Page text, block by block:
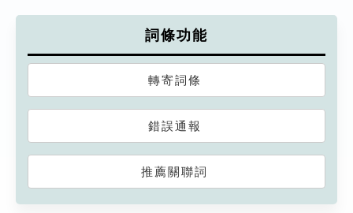
詞條功能
轉寄詞條
錯誤通報
推薦關聯詞